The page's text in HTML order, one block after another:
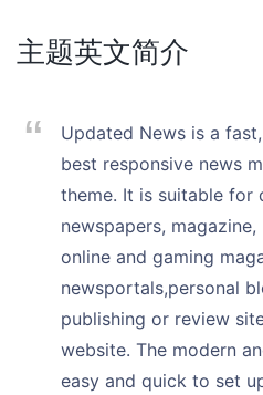
主题英文简介
Updated News is a
best responsive news
theme. It is suitable for
newspapers,
online and gaming
newsportals,personal
publishing or review
website. The modern
easy and quick to set